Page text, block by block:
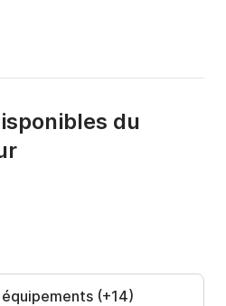
pour le déjeuner ou
cas (à partir de 25
à régler le jour de
Îles de Lérins-Cannes
des criques de Nice.
du
(+14)